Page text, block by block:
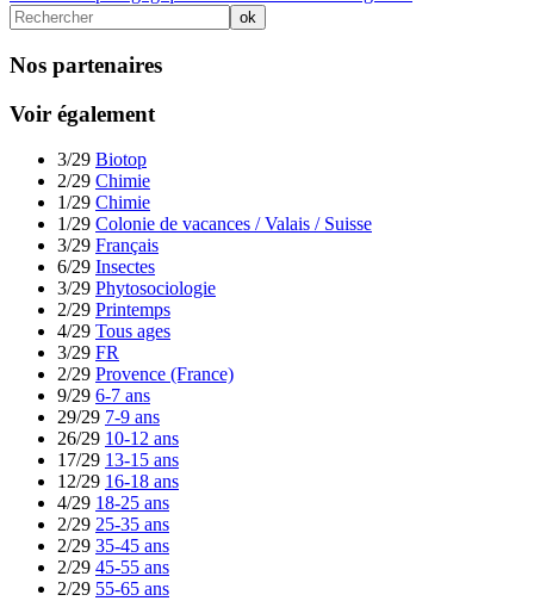
Nos partenaires
Voir également
3/29 Biotop
2/29 Chimie
1/29 Chimie
1/29 Colonie de vacances / Valais / Suisse
3/29 Français
6/29 Insectes
3/29 Phytosociologie
2/29 Printemps
4/29 Tous ages
3/29 FR
2/29 Provence (France)
9/29 6-7 ans
29/29 7-9 ans
26/29 10-12 ans
17/29 13-15 ans
12/29 16-18 ans
4/29 18-25 ans
2/29 25-35 ans
2/29 35-45 ans
2/29 45-55 ans
2/29 55-65 ans